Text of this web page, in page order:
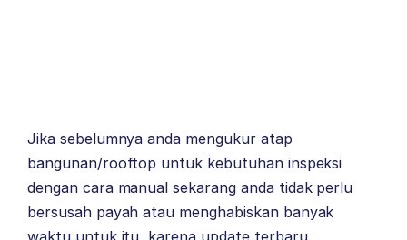
Jika sebelumnya anda mengukur atap
bangunan/rooftop untuk kebutuhan inspeksi
dengan cara manual sekarang anda tidak perlu
bersusah payah atau menghabiskan banyak